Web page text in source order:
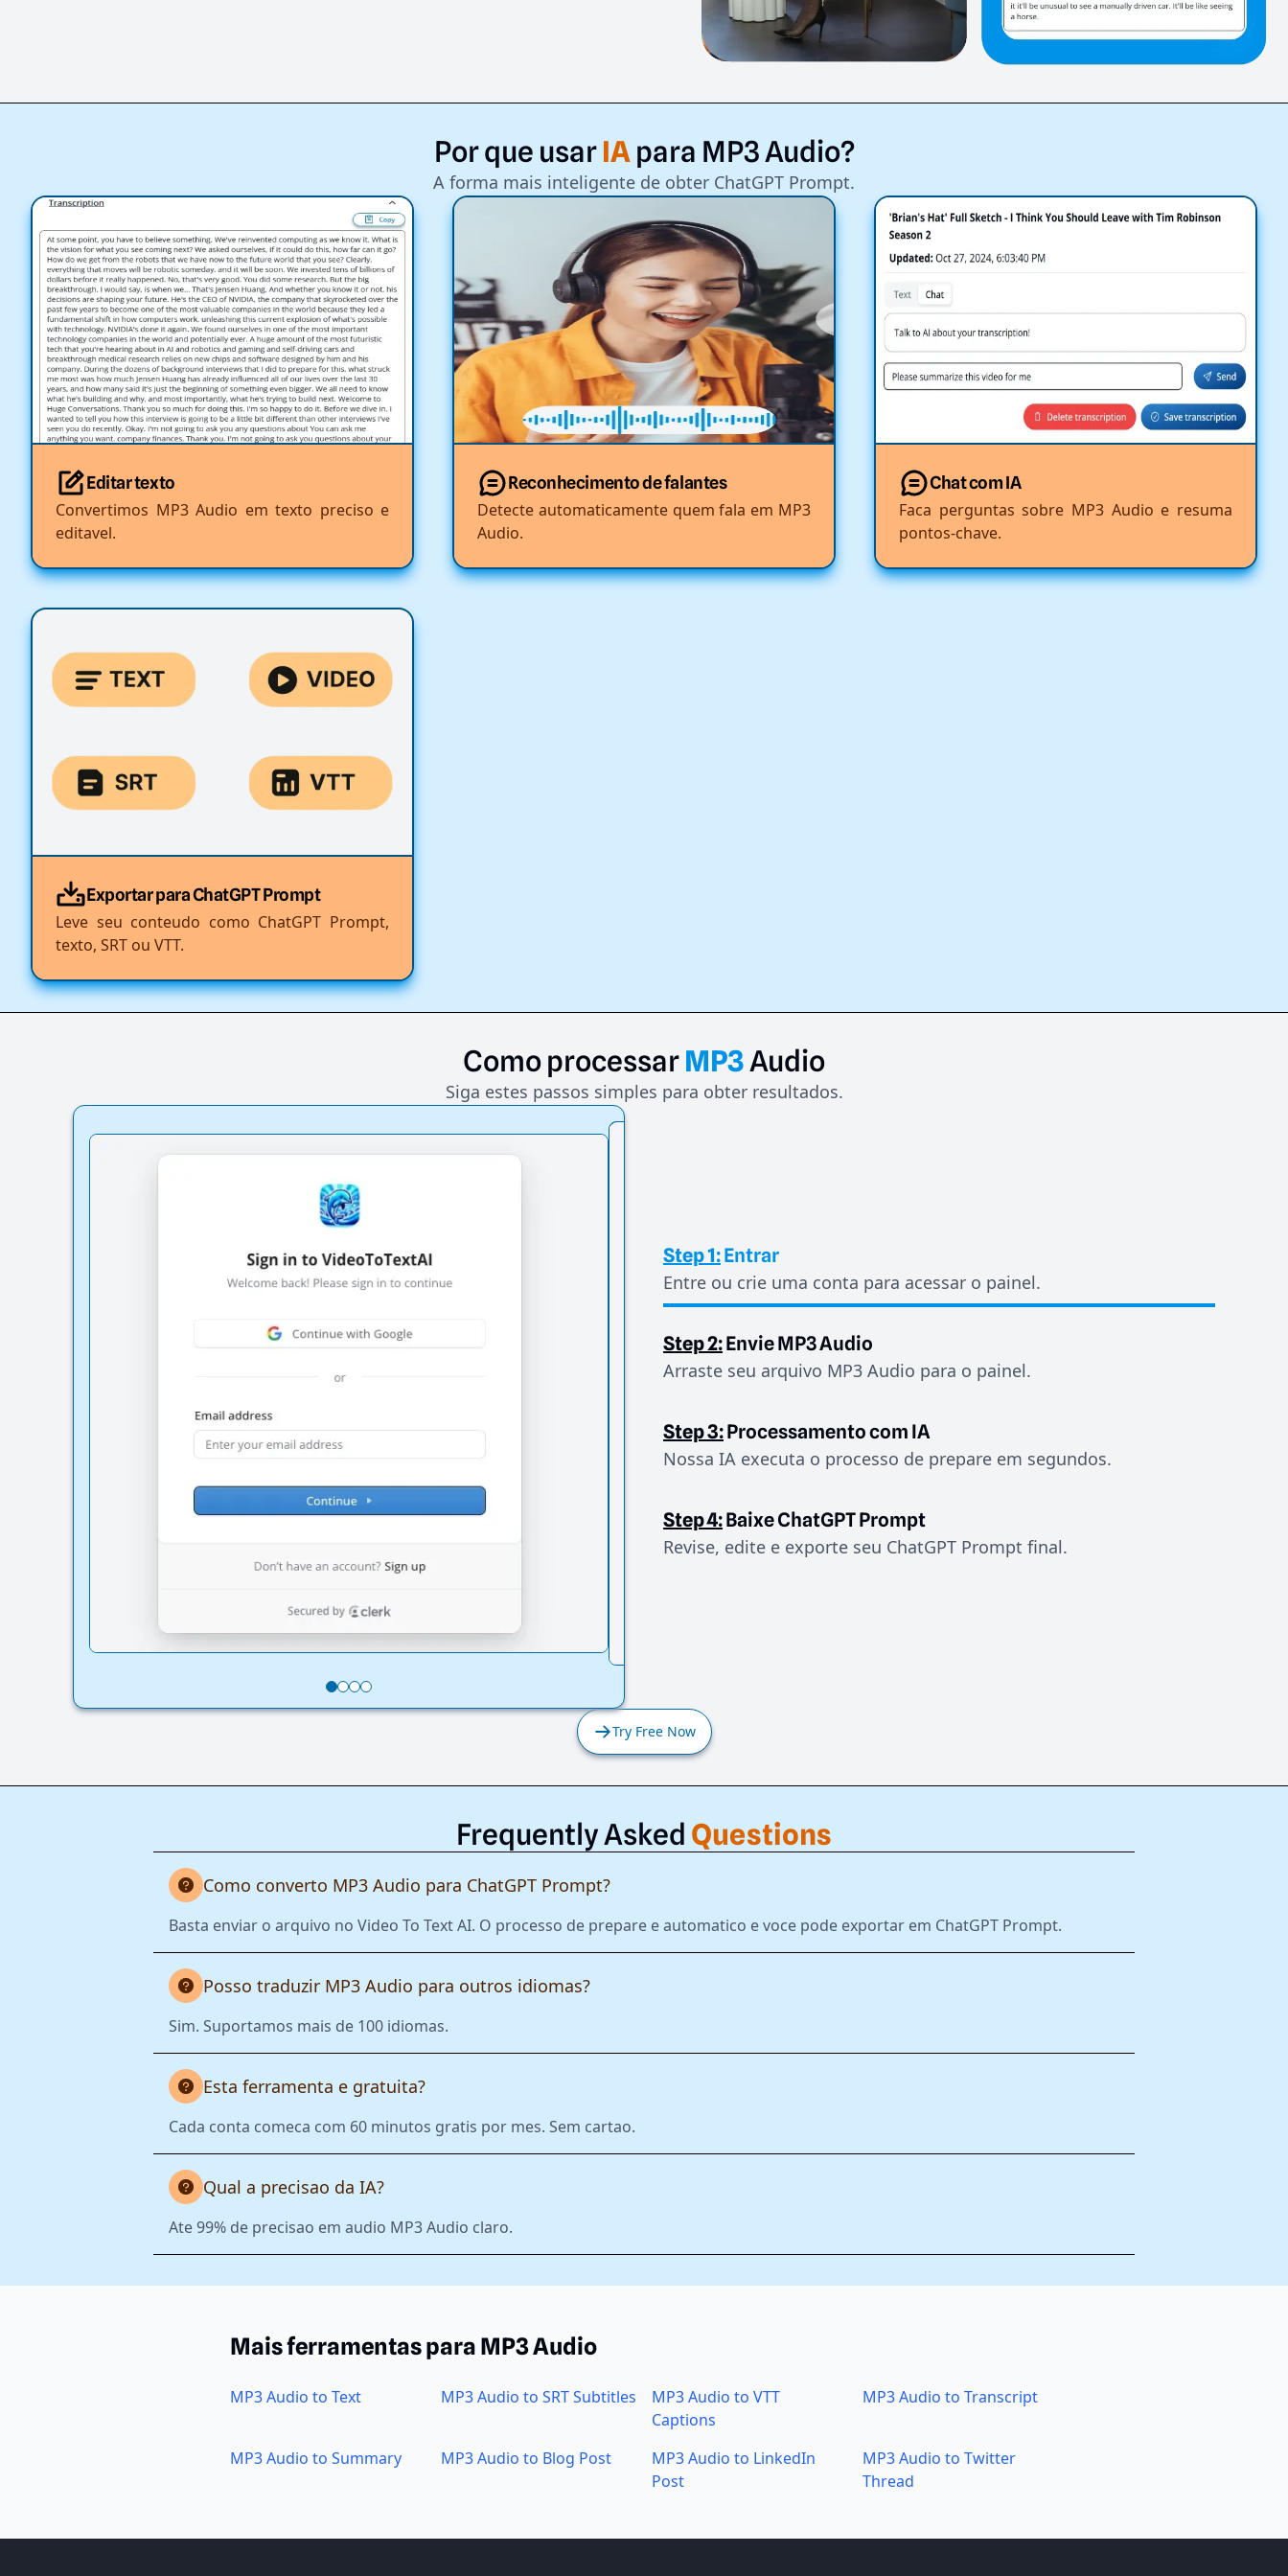
Porque usar IA para MP3Audio?
A forma mais inteligente de obter ChatGPT Prompt.
Editar texto
Convertimos MP3 Audio em texto preciso e
editavel.
Reconhecimento de falantes
Detecte automaticamente quem fala em MP3
Audio.
Chat com IA
Faca perguntas sobre MP3 Audio e resuma
pontos-chave.
Exportar para ChatGPT Prompt
Leve seu conteudo como ChatGPT Prompt,
texto, SRT ou VTT.
ComoprocessarMP3Audio
Siga estes passos simples para obter resultados.
Step 1:Entrar
Entre ou crie uma conta para acessar o painel.
Step 2:Envie MP3 Audio
Arraste seu arquivo MP3 Audio para o painel.
Step 3:Processamento com IA
Nossa IA executa o processo de prepare em segundos.
Step 4:Baixe ChatGPT Prompt
Revise, edite e exporte seu ChatGPT Prompt final.
Try Free Now
Frequently Asked Questions
Como converto MP3 Audio para ChatGPT Prompt?
Basta enviar o arquivo no Video To Text AI. O processo de prepare e automatico e voce pode exportar em ChatGPT Prompt.
Posso traduzir MP3 Audio para outros idiomas?
Sim. Suportamos mais de 100 idiomas.
Esta ferramenta e gratuita?
Cada conta comeca com 60 minutos gratis por mes. Sem cartao.
Qual a precisao da IA?
Ate 99% de precisao em audio MP3 Audio claro.
Mais ferramentas para MP3 Audio
MP3 Audio to Text MP3 Audio to SRT Subtitles
MP3 Audio to VTT
Captions
MP3 Audio to Transcript
MP3 Audio to Summary MP3 Audio to Blog Post
MP3 Audio to LinkedIn
Post
MP3 Audio to Twitter
Thread